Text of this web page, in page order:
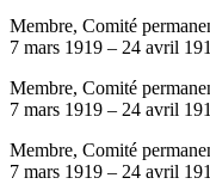
Membre, Comité
7 mars 1919 – 24 avril
Membre, Comité
7 mars 1919 – 24 avril
Membre, Comité
7 mars 1919 – 24 avril